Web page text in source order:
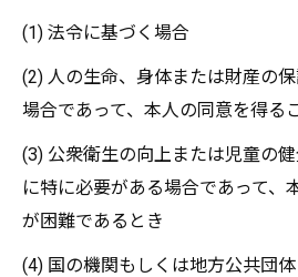
(1) 法令に基づく場合
(2) 人の生命、身体または財産の
場合であって、本人の同意を得る
(3) 公衆衛生の向上または児童の
に特に必要がある場合であって、
が困難であるとき
(4) 国の機関もしくは地方公共団